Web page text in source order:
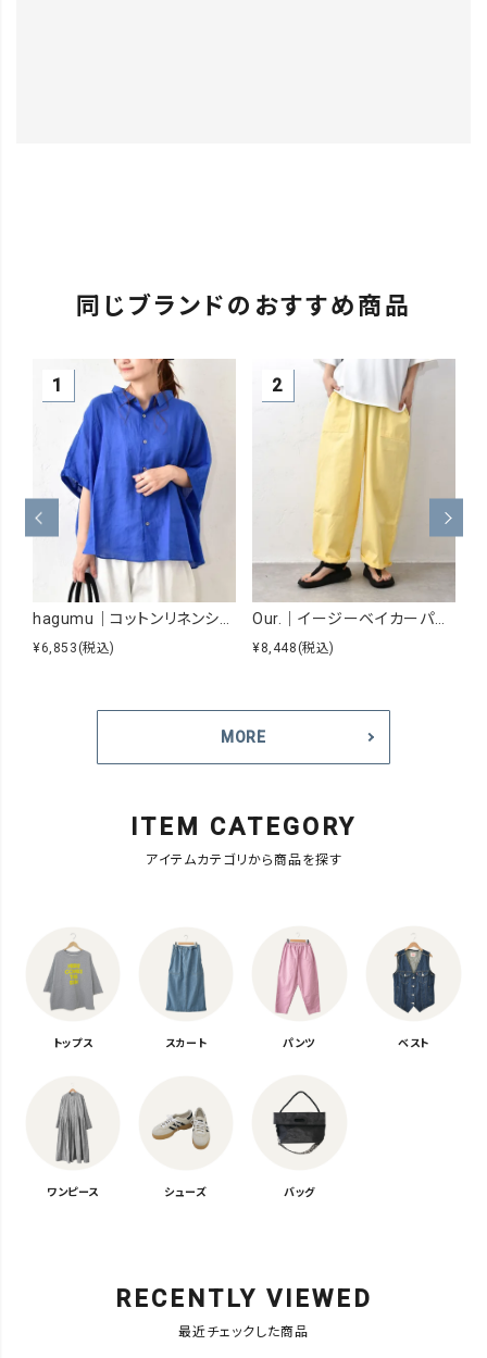
同じブランドのおすすめ商品
¥6,853 (税込) ¥8,448 (税込)
MORE
ITEM CATEGORY
アイテムカテゴリから商品を探す
トップス スカート パンツ ベスト
ワンピース シューズ バッグ
RECENTLY VIEWED
最近チェックした商品